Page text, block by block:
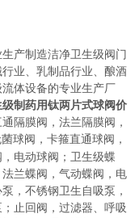
生产制造洁净卫生级阀门
业、乳制品行业、酿酒
体设备的专业生产厂
制药用钛两片式球阀价
隔膜阀，法兰隔膜阀，
球阀 ，卡箍直通球阀，
电动球阀 ；卫生级蝶
兰蝶阀，气动蝶阀，电
，不锈钢卫生自吸泵，
； 止回阀，过滤器、呼吸